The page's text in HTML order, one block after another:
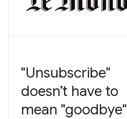
"Unsubscribe"
doesn’t have to
mean "goodbye"